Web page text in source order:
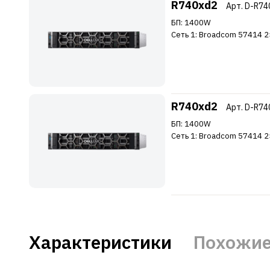
R740xd2 Арт. D-
БП: 1400W
Сеть 1: Broadcom 57414
R740xd2 Арт. D-
БП: 1400W
Сеть 1: Broadcom 57414
Характеристики